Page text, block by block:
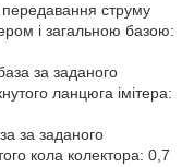
передавання струму
і загальною базою:
за заданого
ланцюга імітера:
за заданого
кола колектора: 0,7